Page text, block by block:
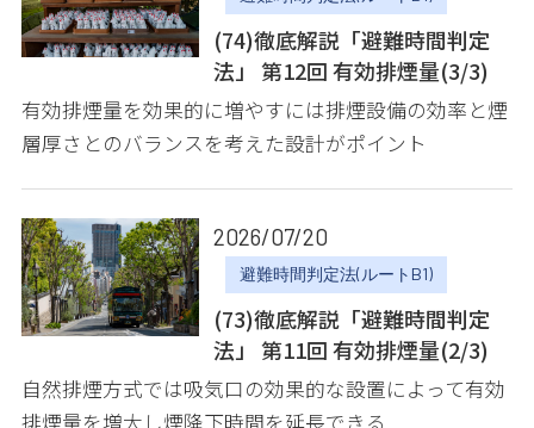
(74)徹底解説「避難時間判定
法」 第12回 有効排煙量(3/3)
有効排煙量を効果的に増やすには排煙設備の効率と煙
層厚さとのバランスを考えた設計がポイント
2026/07/20
避難時間判定法(ルートB1)
(73)徹底解説「避難時間判定
法」 第11回 有効排煙量(2/3)
自然排煙方式では吸気口の効果的な設置によって有効
排煙量を増大し煙降下時間を延長できる